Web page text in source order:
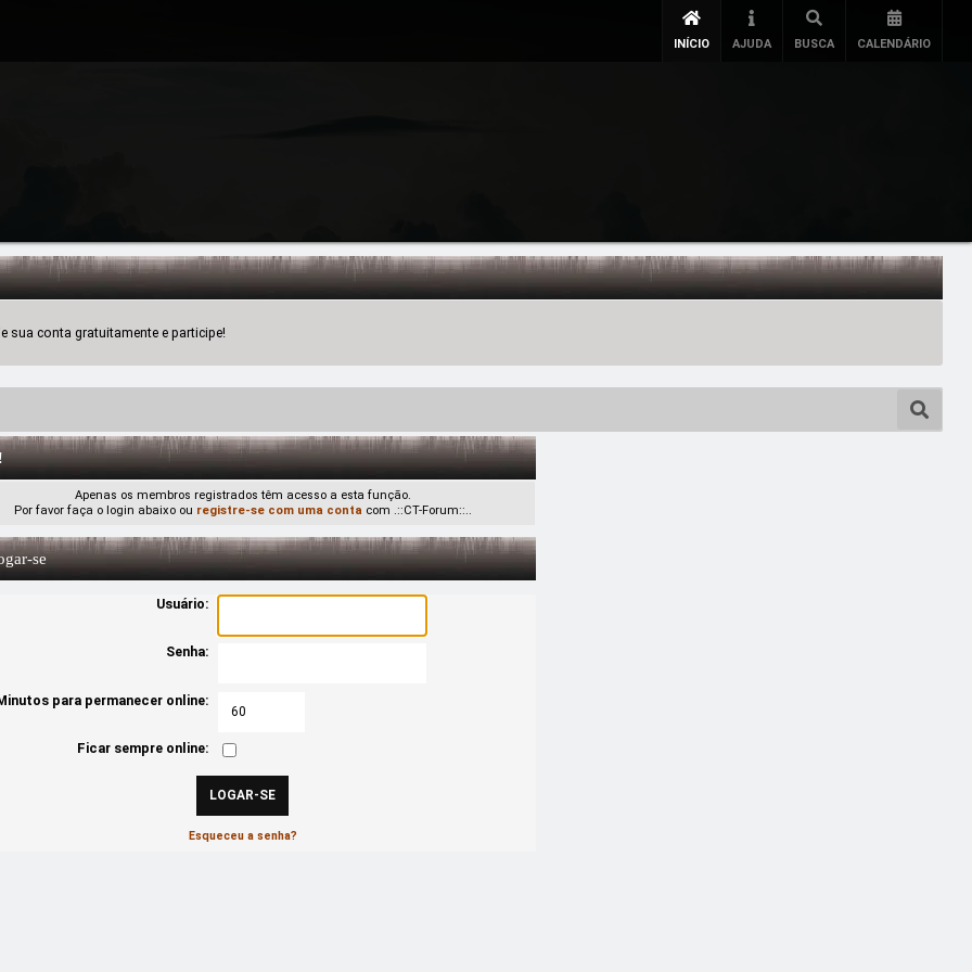
INÍCIO AJUDA BUSCA CALENDÁRIO
conta gratuitamente e participe!
Apenas os membros registrados têm acesso a esta função.
Por favor faça o login abaixo ou registre-se com uma conta com .::CT-Forum::..
se
Usuário:
Senha:
para permanecer online:
Ficar sempre online:
Esqueceu a senha?